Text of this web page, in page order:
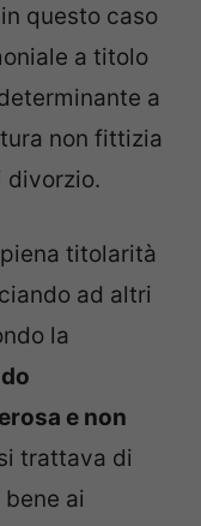
questo caso
a titolo
a
non fittizia
divorzio.
titolarità
ad altri
la
e non
trattava di
ai